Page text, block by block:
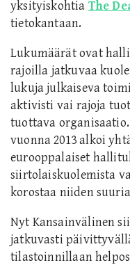
yksityiskohtia The
tietokantaan.
Lukumäärät ovat
rajoilla jatkuvaa
lukuja julkaiseva
aktivisti vai rajoja
tuottava
vuonna 2013 alkoi
eurooppalaiset
siirtolaiskuolemista
korostaa niiden
Nyt Kansainvälinen
jatkuvasti
tilastoinnillaan